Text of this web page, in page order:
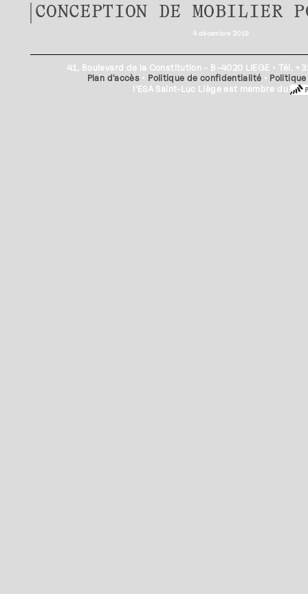
CONCEPTION DE MOBILIER
4 décembre 2019
41, Boulevard de la Constitution - B-4020 LIEGE • Tél.
Plan d'accès • Politique de confidentialité •
l'ESA Saint-Luc Liège est membre du